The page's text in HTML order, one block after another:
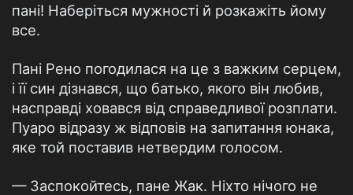
пані! Наберіться мужності й розкажіть йому
все.
Пані Рено погодилася на це з важким серцем,
і її син дізнався, що батько, якого він любив,
насправді ховався від справедливої розплати.
Пуаро відразу ж відповів на запитання юнака,
яке той поставив нетвердим голосом.
— Заспокойтесь, пане Жак. Ніхто нічого не